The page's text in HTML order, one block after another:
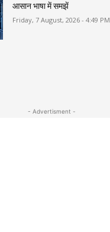
आसान भाषा में समझें
Friday, 7 August, 2026 - 4:49 PM
- Advertisment -